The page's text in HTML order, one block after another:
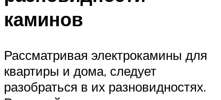
каминов
Рассматривая электрокамины для
квартиры и дома, следует
разобраться в их разновидностях.